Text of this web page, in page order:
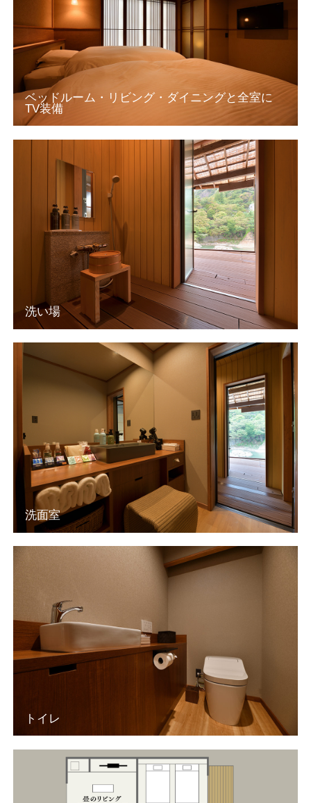
ベッドルーム・リビング・ダイニングと全室に
TV装備
洗い場
洗面室
トイレ